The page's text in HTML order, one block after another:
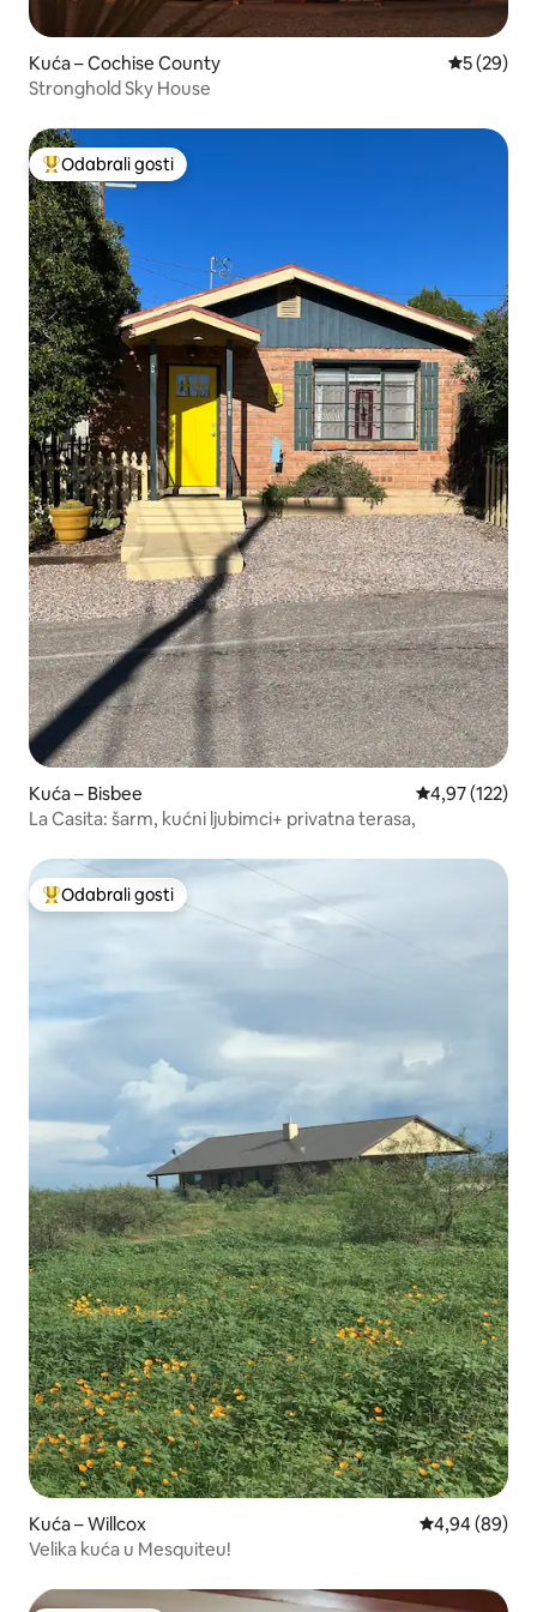
Kuća – Cochise County Prosječna
5 (29)
Stronghold Sky House
Među najviše rangiranima s oznakom „Odabrali gosti”
Odabrali gosti
Kuća – Bisbee Prosječna
4,97 (122)
La Casita: šarm, kućni ljubimci+ privatna terasa,
Među najviše rangiranima s oznakom „Odabrali gosti”
Odabrali gosti
Kuća – Willcox Prosječna
4,94 (89)
Velika kuća u Mesquiteu!